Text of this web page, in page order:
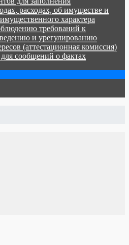
расходах, об имуществе и
имущественного характера
требований к
и урегулированию
(аттестационная комиссия)
для сообщений о фактах